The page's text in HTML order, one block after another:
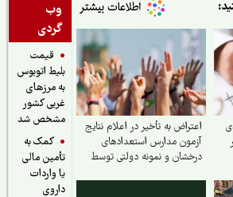
وب
گردی
قیمت
بلیط اتوبوس
به مرزهای
غربی کشور
مشخص شد
کمک به
تأمین مالی
یا واردات
اعتراض به تأخیر در اعلام نتایج
آزمون مدارس استعدادهای
درخشان و نمونه دولتی توسط